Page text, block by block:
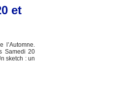
et
l’Automne.
Samedi 20
sketch : un